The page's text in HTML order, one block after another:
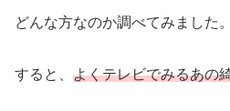
どんな方なのか調べてみました。
すると、 よくテレビでみるあの